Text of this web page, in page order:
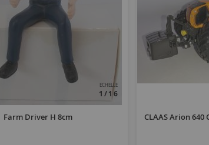
ECHELLE
1/16
Farm Driver H 8cm
CLAAS Arion 640